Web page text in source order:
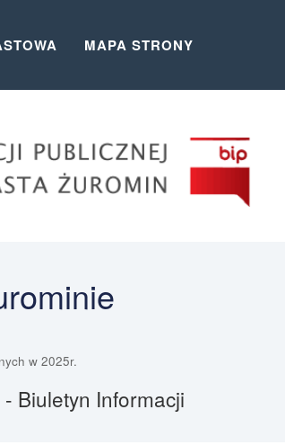
MAPA STRONY
w 2025r.
Biuletyn Informacji